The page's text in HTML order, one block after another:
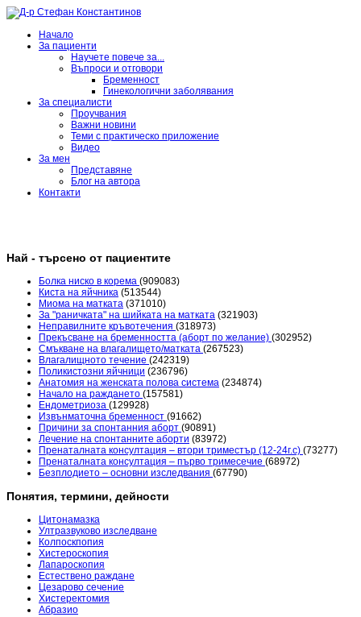
Начало
За пациенти
Научете повече за...
Въпроси и отговори
Бременност
Гинекологични заболявания
За специалисти
Проучвания
Важни новини
Теми с практическо приложение
Видео
За мен
Представяне
Блог на автора
Контакти
Най - търсено от пациентите
Болка ниско в корема (909083)
Киста на яйчника (513544)
Миома на матката (371010)
За "раничката" на шийката на матката (321903)
Неправилните кръвотечения (318973)
Прекъсване на бременността (аборт по желание) (302952)
Смъкване на влагалището/матката (267523)
Влагалищното течение (242319)
Поликистозни яйчници (236796)
Анатомия на женската полова система (234874)
Начало на раждането (157581)
Ендометриоза (129928)
Извънматочна бременност (91662)
Причини за спонтанния аборт (90891)
Лечение на спонтанните аборти (83972)
Пренаталната консултация – втори триместър (12-24г.с) (73277)
Пренаталната консултация – първо тримесечие (68972)
Безплодието – основни изследвания (67790)
Понятия, термини, дейности
Цитонамазка
Ултразвуково изследване
Колпоскпопия
Хистероскопия
Лапароскопия
Естествено раждане
Цезарово сечение
Хистеректомия
Абразио